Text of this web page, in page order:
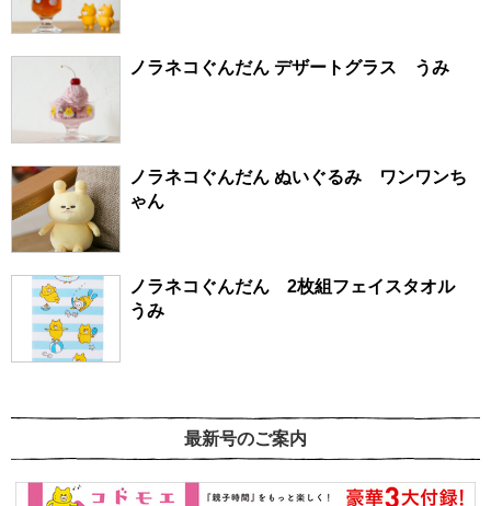
ノラネコぐんだん デザートグラス うみ
ノラネコぐんだん ぬいぐるみ ワンワンち
ゃん
ノラネコぐんだん 2枚組フェイスタオル
うみ
最新号のご案内